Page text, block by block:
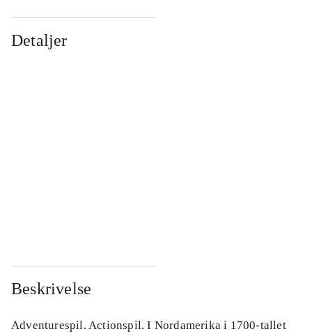
Detaljer
Beskrivelse
Adventurespil. Actionspil. I Nordamerika i 1700-tallet